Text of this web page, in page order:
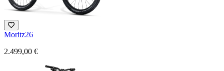
Moritz26
2.499,00 €